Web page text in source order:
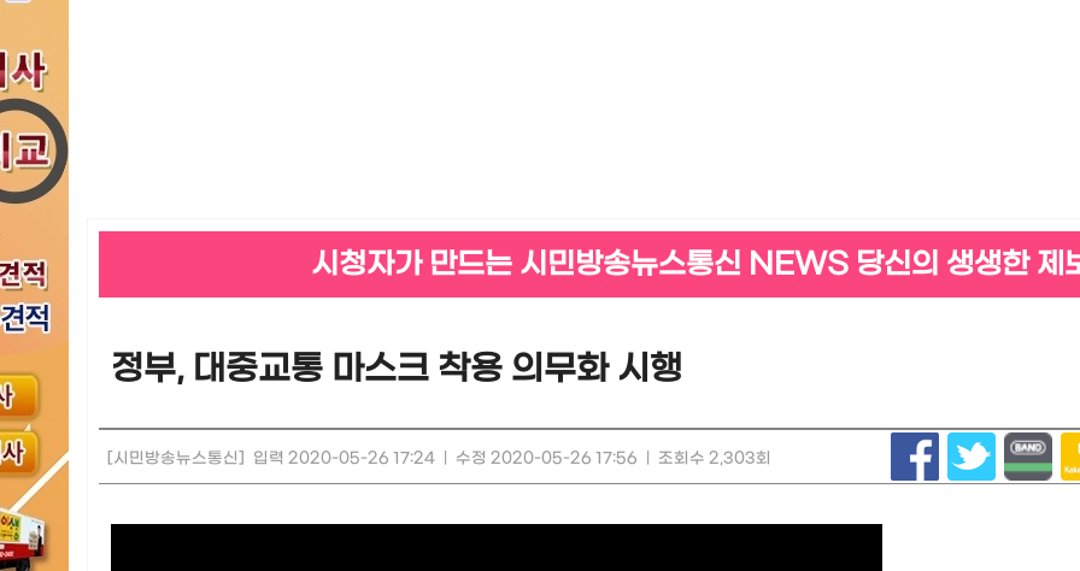
시청자가 만드는 시민방송뉴스통신 NEWS 당신의 생생한 제
정부, 대중교통 마스크 착용 의무화 시행
[시민방송뉴스통신] 입력 2020-05-26 17:24 수정 2020-05-26 17:56 조회수 2,303회